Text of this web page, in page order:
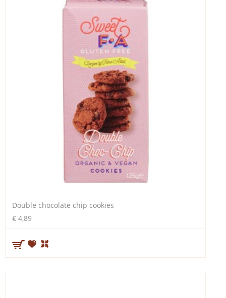
Double chocolate chip cookies
€ 4,89